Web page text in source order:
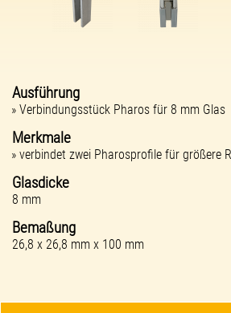
Ausführung
Verbindungsstück Pharos für 8 mm Glas
Merkmale
verbindet zwei Pharosprofile für größere
Glasdicke
8 mm
Bemaßung
26,8 x 26,8 mm x 100 mm